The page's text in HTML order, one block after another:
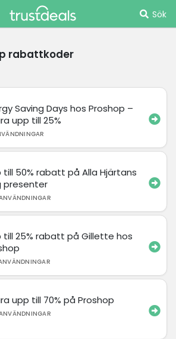
Sök
rabattkoder
Saving Days hos Proshop –
upp till 25%
till 50% rabatt på Alla Hjärtans
presenter
till 25% rabatt på Gillette hos
upp till 70% på Proshop